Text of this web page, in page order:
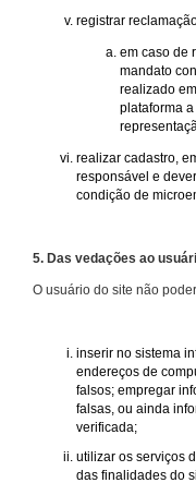
registrar
em caso de
mandato
realizado
plataforma
realizar cadastro,
responsável e
condição de
5. Das vedações ao
O usuário do site não
inserir no sistema
endereços de
falsos; empregar
falsas, ou ainda
verificada;
utilizar os serviços
das finalidades do